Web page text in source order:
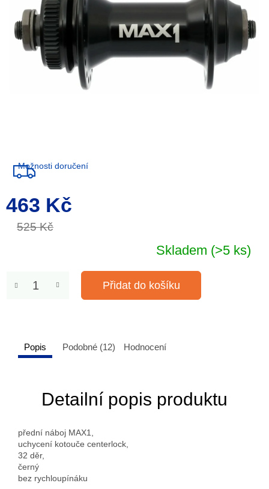
525 Kč
463 Kč
Měrná
cena:
Skladem (>5 ks)
Možnosti doručení
Přidat do košíku
Popis Podobné (12) Hodnocení
Detailní popis produktu
přední náboj MAX1,
uchycení kotouče centerlock,
32 děr,
černý
bez rychloupínáku